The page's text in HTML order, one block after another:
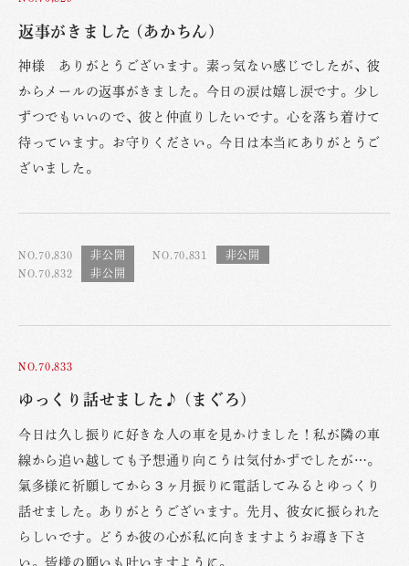
返事がきました (あかちん)
神様 ありがとうございます。素っ気ない感じでしたが、彼
からメールの返事がきました。今日の涙は嬉し涙です。少し
ずつでもいいので、彼と仲直りしたいです。心を落ち着けて
待っています。お守りください。今日は本当にありがとうご
ざいました。
NO.70,830
NO.70,831
NO.70,832
NO.70,833
ゆっくり話せました♪ (まぐろ)
今日は久し振りに好きな人の車を見かけました！私が隣の車
線から追い越しても予想通り向こうは気付かずでしたが…。
氣多様に祈願してから３ヶ月振りに電話してみるとゆっくり
話せました。ありがとうございます。先月、彼女に振られた
らしいです。どうか彼の心が私に向きますようお導き下さ
い。皆様の願いも叶いますように。